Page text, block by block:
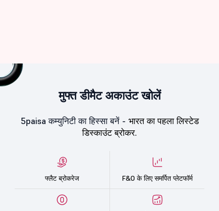
मुफ्त डीमैट अकाउंट खोलें
5paisa कम्युनिटी का हिस्सा बनें - भारत का पहला लिस्टेड
डिस्काउंट ब्रोकर.
फ्लैट ब्रोकरेज F&O के लिए समर्पित प्लेटफॉर्म